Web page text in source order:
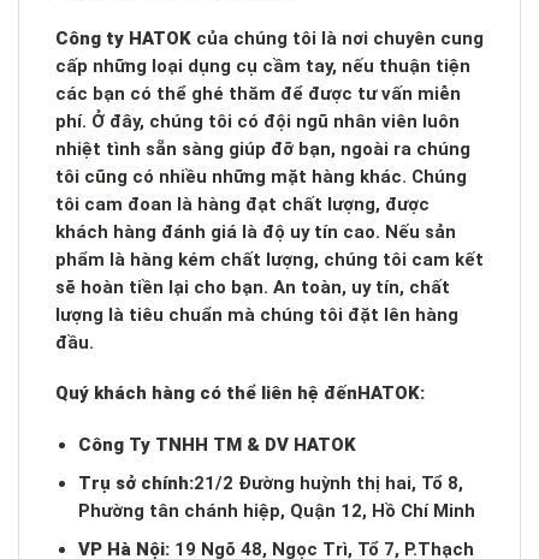
Công ty HATOK của chúng tôi là nơi chuyên cung
cấp những loại dụng cụ cầm tay, nếu thuận tiện
các bạn có thể ghé thăm để được tư vấn miễn
phí. Ở đây, chúng tôi có đội ngũ nhân viên luôn
nhiệt tình sẵn sàng giúp đỡ bạn, ngoài ra chúng
tôi cũng có nhiều những mặt hàng khác. Chúng
tôi cam đoan là hàng đạt chất lượng, được
khách hàng đánh giá là độ uy tín cao. Nếu sản
phẩm là hàng kém chất lượng, chúng tôi cam kết
sẽ hoàn tiền lại cho bạn. An toàn, uy tín, chất
lượng là tiêu chuẩn mà chúng tôi đặt lên hàng
đầu.
Quý khách hàng có thể liên hệ đến HATOK:
Công Ty TNHH TM & DV HATOK
Trụ sở chính:21/2 Đường huỳnh thị hai, Tổ 8,
Phường tân chánh hiệp, Quận 12, Hồ Chí Minh
VP Hà Nội: 19 Ngõ 48, Ngọc Trì, Tổ 7, P.Thạch